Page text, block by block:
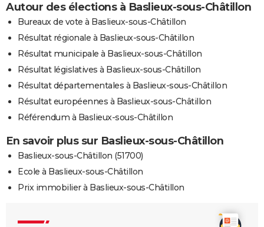
Autour des élections à Baslieux-sous-Châtillon
Bureaux de vote à Baslieux-sous-Châtillon
Résultat régionale à Baslieux-sous-Châtillon
Résultat municipale à Baslieux-sous-Châtillon
Résultat législatives à Baslieux-sous-Châtillon
Résultat départementales à Baslieux-sous-Châtillon
Résultat européennes à Baslieux-sous-Châtillon
Référendum à Baslieux-sous-Châtillon
En savoir plus sur Baslieux-sous-Châtillon
Baslieux-sous-Châtillon (51700)
Ecole à Baslieux-sous-Châtillon
Prix immobilier à Baslieux-sous-Châtillon